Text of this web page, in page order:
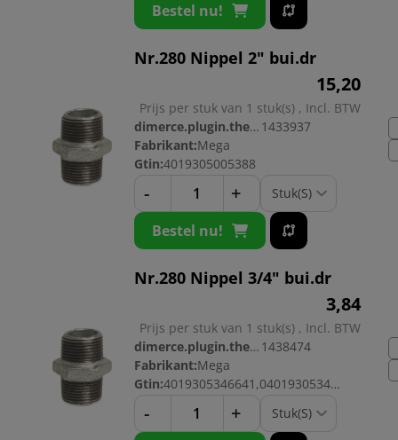
Bestel nu!
Nr.280 Nippel 2" bui.dr
15,20
Prijs per stuk van 1 stuk(s) , Incl. BTW
dimerce.plugin.theme.productnr: 1433937
Fabrikant:Mega
Gtin:4019305005388
- +
Bestel nu!
Nr.280 Nippel 3/4" bui.dr
3,84
Prijs per stuk van 1 stuk(s) , Incl. BTW
dimerce.plugin.theme.productnr: 1438474
Fabrikant:Mega
Gtin:
4019305346641,04019305346641
- +